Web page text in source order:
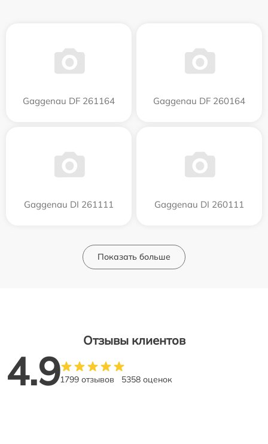
Gaggenau DF 261164 Gaggenau DF 260164
Gaggenau DI 261111 Gaggenau DI 260111
Показать больше
Отзывы клиентов
4.91799 отзывов 5358 оценок